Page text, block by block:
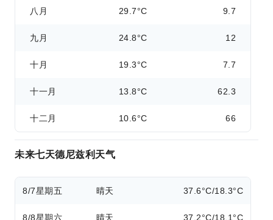
八月 29.7°C 9.7
九月 24.8°C 12
十月 19.3°C 7.7
十一月 13.8°C 62.3
十二月 10.6°C 66
未来七天德尼兹利天气
8/7星期五 晴天 37.6°C/18.3°C
8/8星期六 晴天 37.2°C/18.1°C